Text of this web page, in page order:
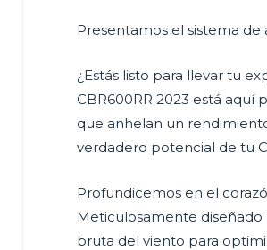
Presentamos el sistema de
¿Estás listo para llevar tu
CBR600RR 2023 está aquí
que anhelan un
verdadero potencial de tu
Profundicemos en el
Meticulosamente diseñado
bruta del viento para